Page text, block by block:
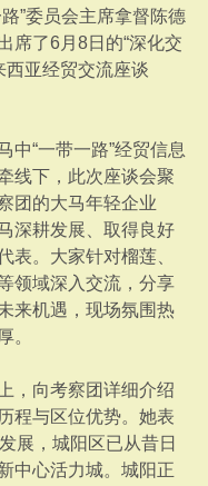
”委员会主席拿督陈德
席了6月8日的“深化交
西亚经贸交流座谈
中“一带一路”经贸信息
线下，此次座谈会聚
团的大马年轻企业
深耕发展、取得良好
表。大家针对榴莲、
领域深入交流，分享
来机遇，现场氛围热
。
，向考察团详细介绍
程与区位优势。她表
展，城阳区已从昔日
中心活力城。城阳正